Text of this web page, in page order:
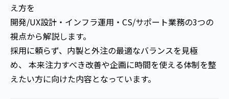
え方を
開発/UX設計・インフラ運用・CS/サポート業務の3つの
視点から解説します。
採用に頼らず、内製と外注の最適なバランスを見極
め、 本来注力すべき改善や企画に時間を使える体制を整
えたい方に向けた内容となっています。